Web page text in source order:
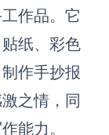
作品。它
纸、彩色
制作手抄报
之情，同
能力。